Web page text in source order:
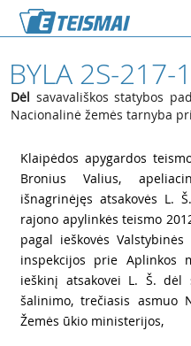
BYLA 2S-
Dėl savavališkos statybos
Nacionalinė žemės tarnyba
Klaipėdos apygardos
Bronius Valius,
išnagrinėjęs atsakovės L.
rajono apylinkės teismo
pagal ieškovės
inspekcijos prie Aplinkos
ieškinį atsakovei L. Š. dėl
šalinimo, trečiasis asmuo
Žemės ūkio ministerijos,